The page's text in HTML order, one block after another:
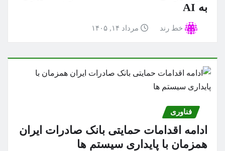
به AI
خط رند مرداد ۱۴, ۱۴۰۵
فناوری
ادامه اقدامات حمایتی بانک صادرات ایران
همزمان با پایداری سیستم ها